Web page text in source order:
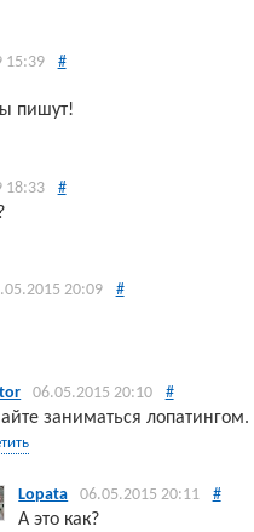
15:39 #
пишут!
18:33 #
20:09 #
06.05.2015 20:10 #
заниматься лопатингом.
Lopata 06.05.2015 20:11 #
А это как?